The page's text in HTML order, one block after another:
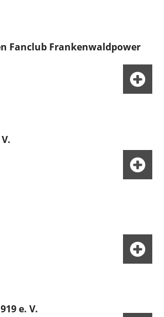
Fanclub Frankenwaldpower
e. V.